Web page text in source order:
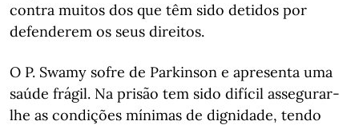
contra muitos dos que têm sido detidos por
defenderem os seus direitos.
O P. Swamy sofre de Parkinson e apresenta uma
saúde frágil. Na prisão tem sido difícil assegurar-
lhe as condições mínimas de dignidade, tendo